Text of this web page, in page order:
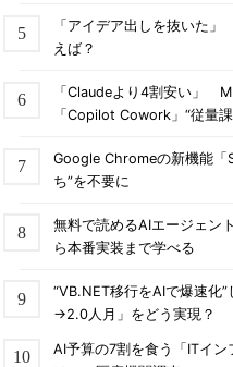
「アイデア出しを抜いた
えば？
「Claudeより4割安い」
「Copilot Cowork」“従量
Google Chromeの新機能
ち”を不要に
無料で読めるAIエージェ
ら本番実装まで学べる
“VB.NET移行をAIで爆速化
→2.0人月」をどう実現？
AI予算の7割を食う「ITイ